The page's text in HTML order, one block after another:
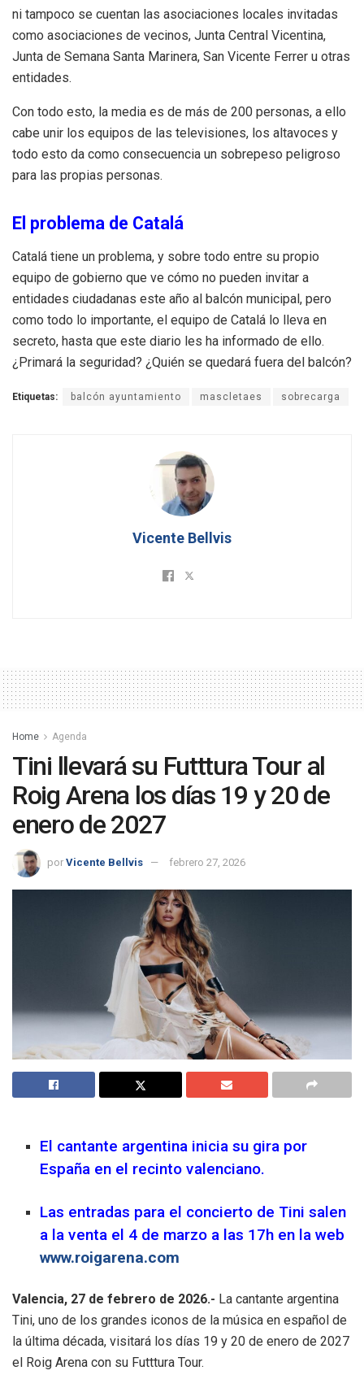
ni tampoco se cuentan las asociaciones locales invitadas
como asociaciones de vecinos, Junta Central Vicentina,
Junta de Semana Santa Marinera, San Vicente Ferrer u otras
entidades.
Con todo esto, la media es de más de 200 personas, a ello
cabe unir los equipos de las televisiones, los altavoces y
todo esto da como consecuencia un sobrepeso peligroso
para las propias personas.
El problema de Catalá
Catalá tiene un problema, y sobre todo entre su propio
equipo de gobierno que ve cómo no pueden invitar a
entidades ciudadanas este año al balcón municipal, pero
como todo lo importante, el equipo de Catalá lo lleva en
secreto, hasta que este diario les ha informado de ello.
¿Primará la seguridad? ¿Quién se quedará fuera del balcón?
Etiquetas: balcón ayuntamiento mascletaes sobrecarga
Vicente Bellvis
Home Agenda
Tini llevará su Futttura Tour al
Roig Arena los días 19 y 20 de
enero de 2027
por Vicente Bellvis febrero 27, 2026
El cantante argentina inicia su gira por
España en el recinto valenciano.
Las entradas para el concierto de Tini salen
a la venta el 4 de marzo a las 17h en la web
www.roigarena.com
Valencia, 27 de febrero de 2026.- La cantante argentina
Tini, uno de los grandes iconos de la música en español de
la última década, visitará los días 19 y 20 de enero de 2027
el Roig Arena con su Futttura Tour.